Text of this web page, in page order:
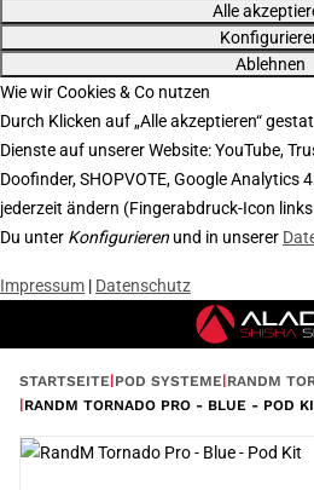
Alle
Ablehnen
Wie wir Cookies & Co nutzen
Durch Klicken auf „Alle akzeptieren“
Dienste auf unserer Website: YouTube,
Doofinder, SHOPVOTE, Google Analytics
jederzeit ändern (Fingerabdruck-Icon
Du unter Konfigurieren und in unserer
Impressum | Datenschutz
STARTSEITE POD SYSTEME RANDM
RANDM TORNADO PRO - BLUE - POD